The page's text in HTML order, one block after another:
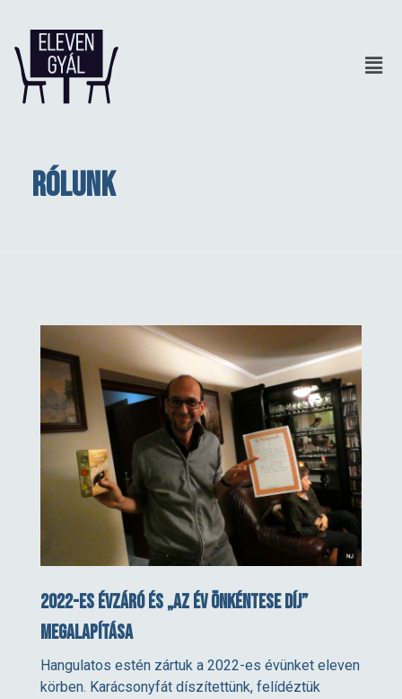
Rólunk
2022-es évzáró és „Az Év Önkéntese Díj”
megalapítása
Hangulatos estén zártuk a 2022-es évünket eleven
körben. Karácsonyfát díszítettünk, felídéztük